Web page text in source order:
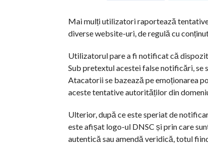
Mai mulți utilizatori raportează
diverse website-uri, de regulă cu
Utilizatorul pare a fi notificat că
Sub pretextul acestei false notificări, se
Atacatorii se bazează pe emoționarea
aceste tentative autorităților din
Ulterior, după ce este speriat de
este afișat logo-ul DNSC și prin care
autentică sau amendă veridică, totul